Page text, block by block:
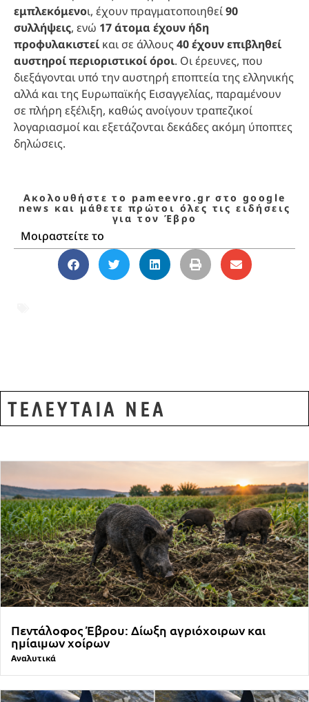
εμπλεκόμενοι, έχουν πραγματοποιηθεί90
συλλήψεις, ενώ 17 άτομα έχουν ήδη
προφυλακιστεί και σε άλλους 40 έχουν επιβληθεί
αυστηροί περιοριστικοί όροι. Οι έρευνες, που
διεξάγονται υπό την αυστηρή εποπτεία της ελληνικής
αλλά και της Ευρωπαϊκής Εισαγγελίας, παραμένουν
σε πλήρη εξέλιξη, καθώς ανοίγουν τραπεζικοί
λογαριασμοί και εξετάζονται δεκάδες ακόμη ύποπτες
δηλώσεις.
Ακολουθήστε το pameevro.gr στο google
news και μάθετε πρώτοι όλες τις ειδήσεις
για τον Έβρο
Μοιραστείτε το
ΤΕΛΕΥΤΑΙΑ ΝΕΑ
Πεντάλοφος Έβρου: Δίωξη αγριόχοιρων και
ημίαιμων χοίρων
Αναλυτικά